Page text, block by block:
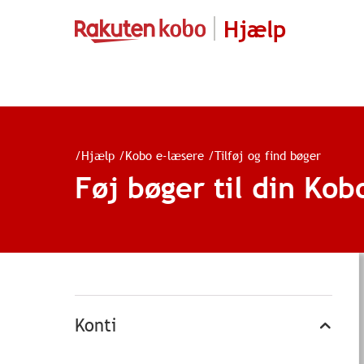
Hjælp
/Hjælp /Kobo e-læsere /Tilføj og find bøger
Føj bøger til din
Konti